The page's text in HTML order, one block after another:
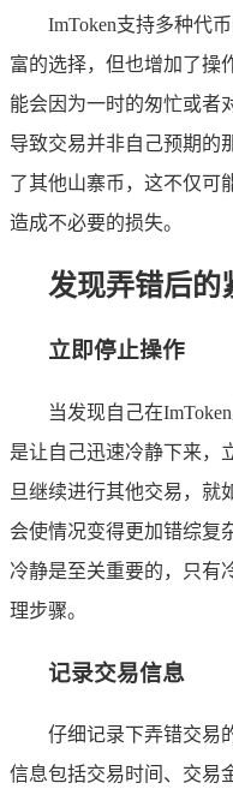
ImToken支持多种代
富的选择，但也增加了操
能会因为一时的匆忙或者
导致交易并非自己预期的
了其他山寨币，这不仅可
造成不必要的损失。
发现弄错后的
立即停止操作
当发现自己在
是让自己迅速冷静下来，
旦继续进行其他交易，就
会使情况变得更加错综复
冷静是至关重要的，只有
理步骤。
记录交易信息
仔细记录下弄错交易
信息包括交易时间、交易